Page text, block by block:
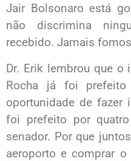
Jair Bolsonaro está
não discrimina
recebido. Jamais
Dr. Erik lembrou que o
Rocha já foi
oportunidade de fazer
foi prefeito por
senador. Por que
aeroporto e comprar